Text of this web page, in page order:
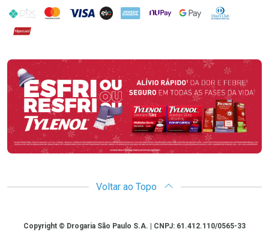
PIX MasterCard
VISA ELO AMEX NuPay Google PayDiners Club
Hipercard
Promoção em Destaque
Voltar ao Topo
CopyrightCopyright © Drogaria São Paulo S.A. | CNPJ: 61.412.110/0565-33